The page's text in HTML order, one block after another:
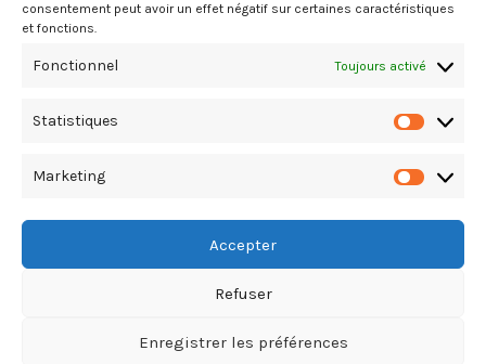
consentement peut avoir un effet négatif sur certaines caractéristiques
et fonctions.
Fonctionnel Toujours activé
Statistiques
Marketing
Accepter
Refuser
Enregistrer les préférences
OTTO ENVIRONNEMENT Saint-
Ouest, Saint-Paul, Saint-Gilles-les-Bains, A la Réunion